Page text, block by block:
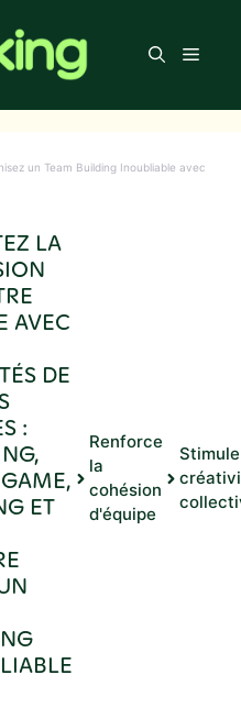
Menu
un Team Building Inoubliable avec
LA
AVEC
DE
:
ET
Renforce
la
cohésion
d'équipe